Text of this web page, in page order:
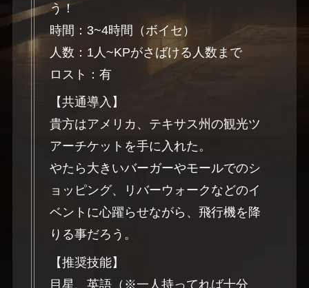
う！
時間：3~4時間（ボイセ）
人数：1人~KPがさばける人数まで
ロスト：有
【共通導入】
貴方はアメリカ、テキサス州の観光ツ
アーチケットを手に入れた。
やたら大きいバーガーやモールでのシ
ョッピング、リバーウォークなどのイ
ベントに心躍らせながら、飛行機を降
りる事だろう。
【推奨技能】
目星、英語（※一人持ってれば十分